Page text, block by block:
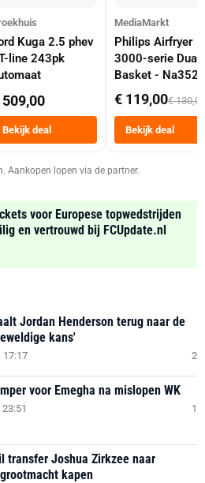
Kuga 2.5 phev
line 243pk
509,00
Bekijk deal
MediaMarkt
Philips Airfryer
3000-serie Dual
Basket -
Dubbele Mand 9
Tot 6 Personen
Heteluchtfriteuse
Zwart
€ 119,00€ 130,00
Bekijk deal
Aankopen lopen via de partner.
voor Europese topwedstrijden
en vertrouwd bij FCUpdate.nl
Jordan Henderson terug naar de
kans'
17:17 2
voor Emegha na mislopen WK
1
transfer Joshua Zirkzee naar
kapen